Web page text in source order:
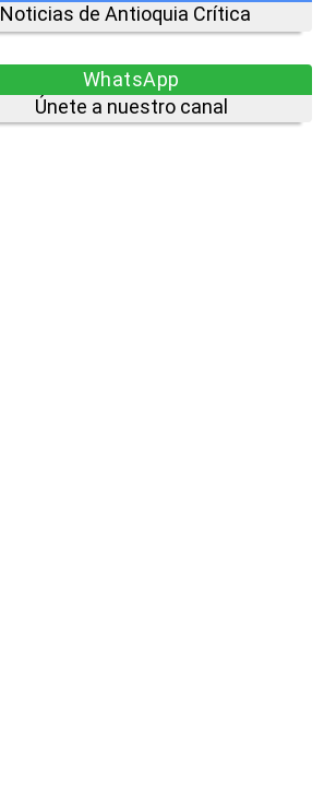
Noticias de Antioquia Crítica
WhatsApp
Únete a nuestro canal